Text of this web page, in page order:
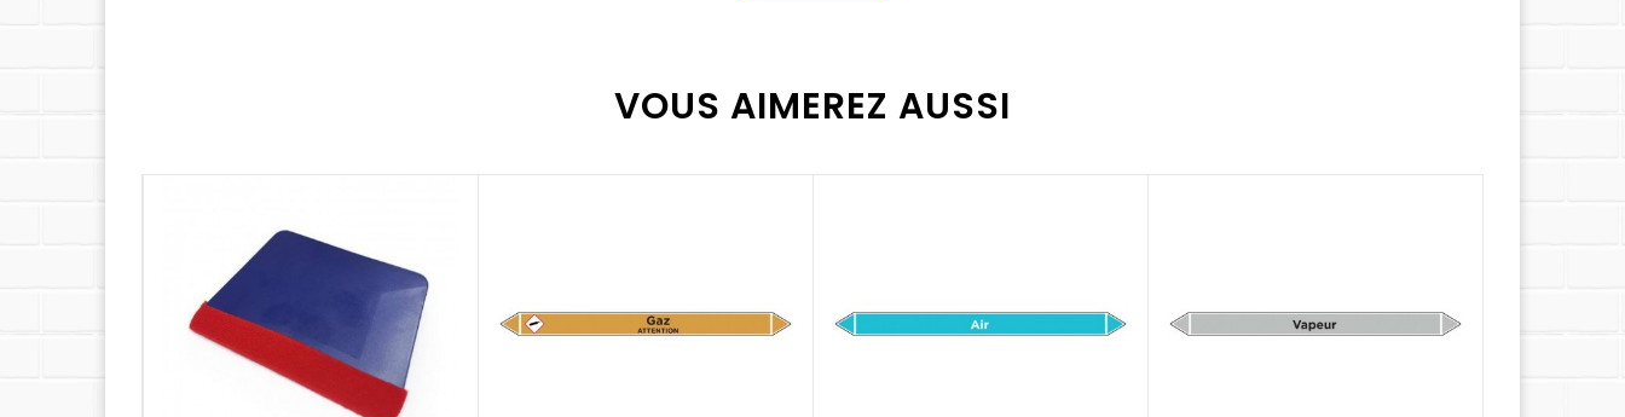
Caractéristiques du marqueur de tuyauterie Gaz de ville :
- Couleur du texte : Noir
- Résistant aux UV, aux produits chimiques et aux fortes variations de température
- Facile à poser sur surface propre et lisse
- Conforme au dispositif CLP et à la norme NFX 08-100
- Pas besoin de ciseaux : Une flèche prédécoupée à chaque extrémité peut être retirée pour faciliter la pose
VOUS AIMEREZ AUSSI